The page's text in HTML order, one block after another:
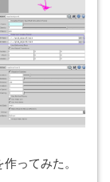
ってみた。